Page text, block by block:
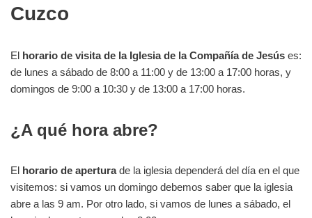
Cuzco
El horario de visita de la Iglesia de la Compañía de Jesús es:
de lunes a sábado de 8:00 a 11:00 y de 13:00 a 17:00 horas, y
domingos de 9:00 a 10:30 y de 13:00 a 17:00 horas.
¿A qué hora abre?
El horario de aperturade la iglesia dependerá del día en el que
visitemos: si vamos un domingo debemos saber que la iglesia
abre a las 9 am. Por otro lado, si vamos de lunes a sábado, el